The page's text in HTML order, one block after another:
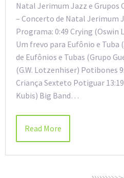
Natal Jerimum Jazz e Grupos
– Concerto de Natal Jerimum
Programa: 0:49 Crying (Oswin
Um frevo para Eufônio e
de Eufônios e Tubas (Grupo
(G.W. Lotzenhiser) Potibones
Criança Sexteto Potiguar
Kubis) Big Band…
Read More